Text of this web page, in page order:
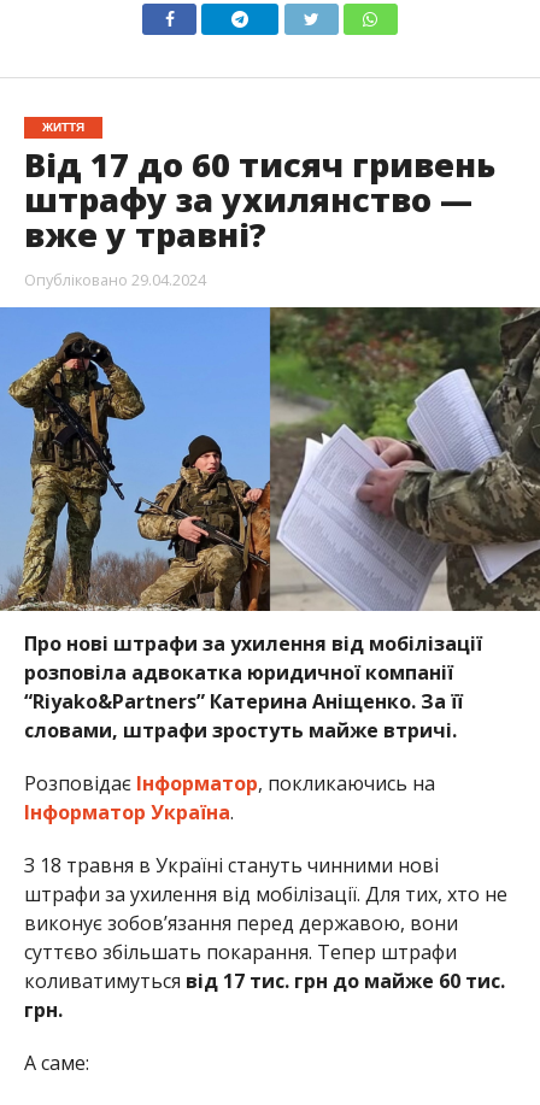
ЖИТТЯ
Від 17 до 60 тисяч гривень
штрафу за ухилянство —
вже у травні?
Опубліковано 29.04.2024
Про нові штрафи за ухилення від мобілізації
розповіла адвокатка юридичної компанії
“Riyako&Partners” Катерина Аніщенко. За її
словами, штрафи зростуть майже втричі.
Розповідає Інформатор, покликаючись на
Інформатор Україна.
З 18 травня в Україні стануть чинними нові
штрафи за ухилення від мобілізації. Для тих, хто не
виконує зобов’язання перед державою, вони
суттєво збільшать покарання. Тепер штрафи
коливатимуться від 17 тис. грн до майже 60 тис.
грн.
А саме: